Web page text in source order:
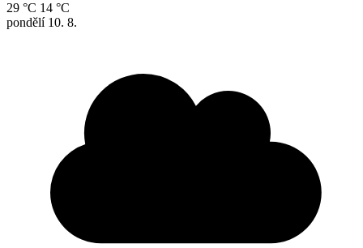
29 °C 14 °C
pondělí 10. 8.